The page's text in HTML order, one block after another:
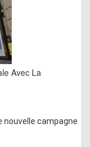
Avec La
nouvelle campagne